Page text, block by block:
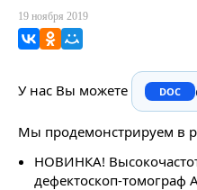
19 ноября 2019
ВКонтакте
Одноклассники
Мой Мир
У нас Вы можете
Мы продемонстрируем в
НОВИНКА!
дефектоскоп-томограф